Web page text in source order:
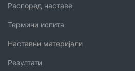
Распоред наставе
Термини испита
Наставни материјали
Резултати